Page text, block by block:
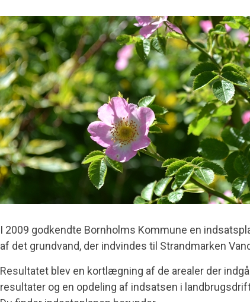
I 2009 godkendte Bornholms Kommune en
af det grundvand, der indvindes til Strandmarken
Resultatet blev en kortlægning af de arealer der
resultater og en opdeling af indsatsen i